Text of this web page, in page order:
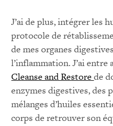
J’ai de plus, intégrer les
protocole de
de mes organes
l’inflammation. J’ai
Cleanse and Restorede
enzymes digestives, des
mélanges d’huiles
corps de retrouver son